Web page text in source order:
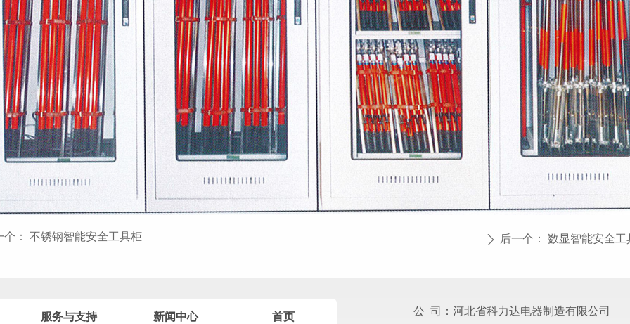
： 不锈钢智能安全工具柜 ꄲ 后一个： 数显智能安全工
公 司：河北省科力达电器制造有限公司
服务与支持 新闻中心 首页